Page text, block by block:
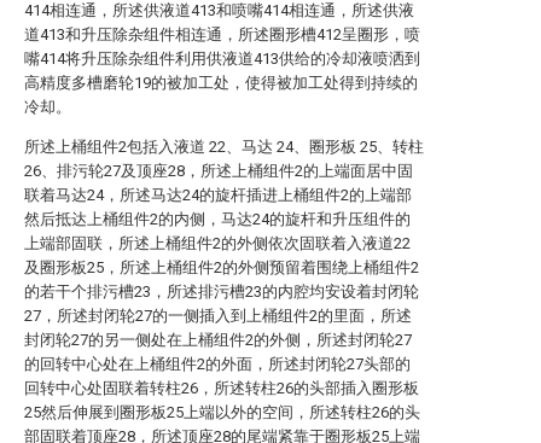
414相连通，所述供液道413和喷嘴414相连通，所述供液
道413和升压除杂组件相连通，所述圈形槽412呈圈形，喷
嘴414将升压除杂组件利用供液道413供给的冷却液喷洒到
高精度多槽磨轮19的被加工处，使得被加工处得到持续的
冷却。
所述上桶组件2包括入液道 22、马达 24、圈形板 25、转柱
26、排污轮27及顶座28，所述上桶组件2的上端面居中固
联着马达24，所述马达24的旋杆插进上桶组件2的上端部
然后抵达上桶组件2的内侧，马达24的旋杆和升压组件的
上端部固联，所述上桶组件2的外侧依次固联着入液道22
及圈形板25，所述上桶组件2的外侧预留着围绕上桶组件2
的若干个排污槽23，所述排污槽23的内腔均安设着封闭轮
27，所述封闭轮27的一侧插入到上桶组件2的里面，所述
封闭轮27的另一侧处在上桶组件2的外侧，所述封闭轮27
的回转中心处在上桶组件2的外面，所述封闭轮27头部的
回转中心处固联着转柱26，所述转柱26的头部插入圈形板
25然后伸展到圈形板25上端以外的空间，所述转柱26的头
部固联着顶座28，所述顶座28的尾端紧靠于圈形板25上端